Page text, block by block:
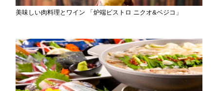
美味しい肉料理とワイン 「炉端ビストロ ニクオ&ベジコ」